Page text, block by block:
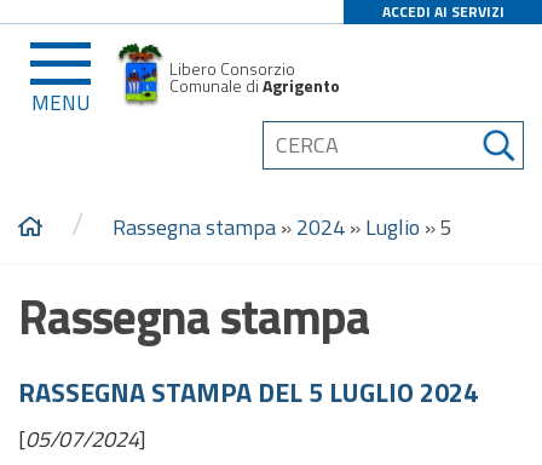
ACCEDI AI SERVIZI
MENU
Libero Consorzio
Comunale diAgrigento
/ Rassegna stampa»2024»Luglio »5
Rassegna stampa
RASSEGNA STAMPA DEL 5 LUGLIO 2024
[05/07/2024]